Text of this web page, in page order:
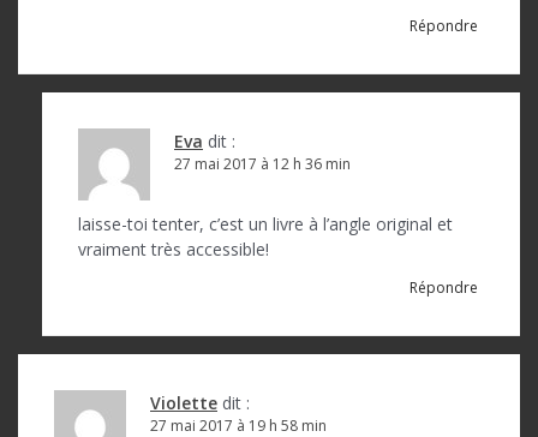
Répondre
Eva dit :
27 mai 2017 à 12 h 36 min
laisse-toi tenter, c’est un livre à l’angle original et
vraiment très accessible!
Répondre
Violette dit :
27 mai 2017 à 19 h 58 min